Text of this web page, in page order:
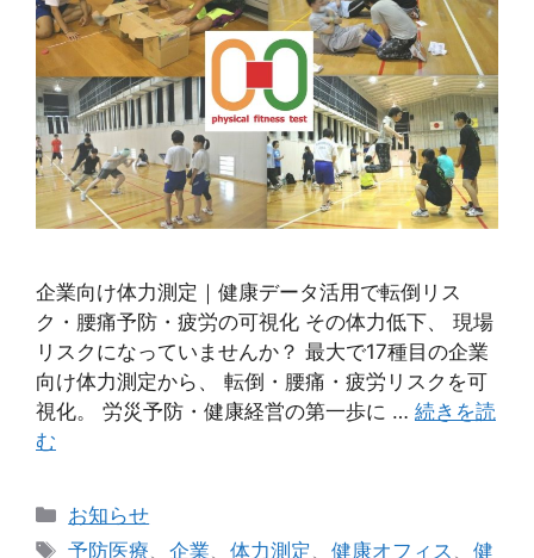
企業向け体力測定｜健康データ活用で転倒リス
ク・腰痛予防・疲労の可視化 その体力低下、 現場
リスクになっていませんか？ 最大で17種目の企業
向け体力測定から、 転倒・腰痛・疲労リスクを可
視化。 労災予防・健康経営の第一歩に … 続きを読
む
カ
テ
お知らせ
タ
予防医療、企業、体力測定 、健康オフィス 、健